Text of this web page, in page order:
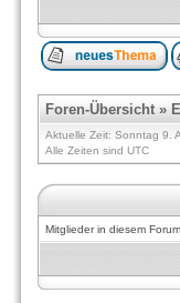
Foren-Übersicht»
Aktuelle Zeit: Sonntag 9.
Alle Zeiten sind UTC
Mitglieder in diesem